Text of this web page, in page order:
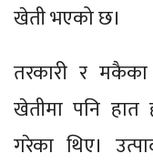
खेती भएको छ।
तरकारी र
खेतीमा पनि हात
गरेका थिए।